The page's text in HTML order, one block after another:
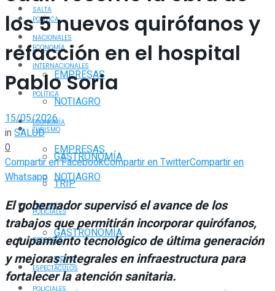
POLÍTICA
ECONOMÍA
EMPRESAS
NOTIAGRO
TURISMO
GASTRONOMÍA
TRIP
POLICIALES
DEPORTES
ESPECTÁCULOS
SALTA
NACIONALES
INTERNACIONALES
POLÍTICA
ECONOMÍA
EMPRESAS
NOTIAGRO
TURISMO
GASTRONOMÍA
TRIP
POLICIALES
los 5 nuevos quirófanos y
refacción en el hospital
Pablo Soria
15/05/2026
inSALUD
0
Compartir en FacebookCompartir en TwitterCompartir en
Whatsapp
El gobernador supervisó el avance de los
trabajos que permitirán incorporar quirófanos,
equipamiento tecnológico de última generación
y mejoras integrales en infraestructura para
fortalecer la atención sanitaria.